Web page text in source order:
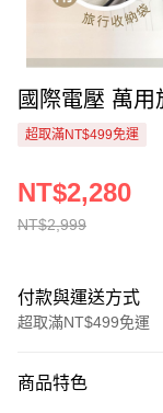
國際電壓 萬
超取滿NT$499免運
NT$2,999
NT$2,280
付款與運送方式
超取滿NT$499免運
信用卡一次付款
商品特色